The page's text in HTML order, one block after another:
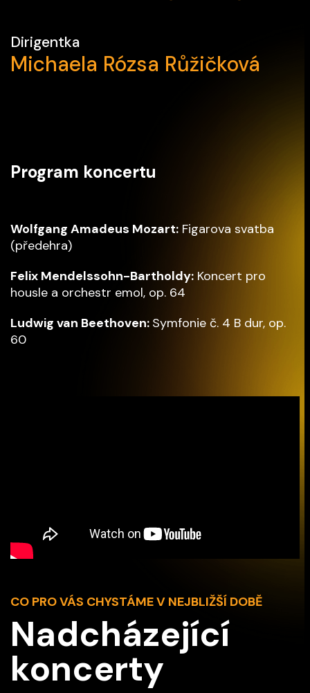
Dirigentka
Michaela Rózsa Růžičková
Program koncertu
Wolfgang Amadeus Mozart: Figarova svatba
(předehra)
Felix Mendelssohn-Bartholdy: Koncert pro
housle a orchestr emol, op. 64
Ludwig van Beethoven: Symfonie č. 4 B dur, op.
60
CO PRO VÁS CHYSTÁME V NEJBLIŽŠÍ DOBĚ
Nadcházející
koncerty